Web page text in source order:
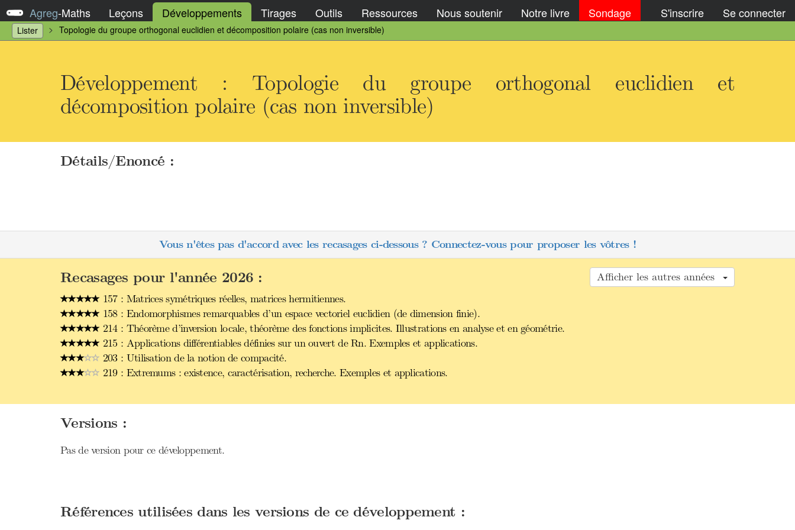
Agreg-Maths Leçons Développements Tirages Outils Ressources Nous soutenir Notre livre Sondage S'inscrire Se connecter
Lister Topologie du groupe orthogonal euclidien et décomposition polaire (cas non inversible)
Développement : Topologie du groupe orthogonal euclidien et
décomposition polaire (cas non inversible)
Détails/Enoncé :
Vous n'êtes pas d'accord avec les recasages ci-dessous ? Connectez-vous pour proposer les vôtres !
Afficher les autres années
Recasages pour l'année 2026 :
157 : Matrices symétriques réelles, matrices hermitiennes.
158 : Endomorphismes remarquables d’un espace vectoriel euclidien (de dimension finie).
214 : Théorème d’inversion locale, théorème des fonctions implicites. Illustrations en analyse et en géométrie.
215 : Applications différentiables définies sur un ouvert de Rn. Exemples et applications.
203 : Utilisation de la notion de compacité.
219 : Extremums : existence, caractérisation, recherche. Exemples et applications.
Versions :
Pas de version pour ce développement.
Références utilisées dans les versions de ce développement :